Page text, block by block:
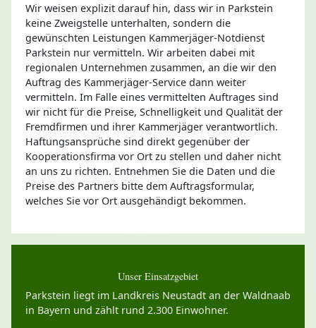
Wir weisen explizit darauf hin, dass wir in Parkstein
keine Zweigstelle unterhalten, sondern die
gewünschten Leistungen Kammerjäger-Notdienst
Parkstein nur vermitteln. Wir arbeiten dabei mit
regionalen Unternehmen zusammen, an die wir den
Auftrag des Kammerjäger-Service dann weiter
vermitteln. Im Falle eines vermittelten Auftrages sind
wir nicht für die Preise, Schnelligkeit und Qualität der
Fremdfirmen und ihrer Kammerjäger verantwortlich.
Haftungsansprüche sind direkt gegenüber der
Kooperationsfirma vor Ort zu stellen und daher nicht
an uns zu richten. Entnehmen Sie die Daten und die
Preise des Partners bitte dem Auftragsformular,
welches Sie vor Ort ausgehändigt bekommen.
Unser Einsatzgebiet
Parkstein liegt im Landkreis Neustadt an der Waldnaab
in Bayern und zählt rund 2.300 Einwohner.